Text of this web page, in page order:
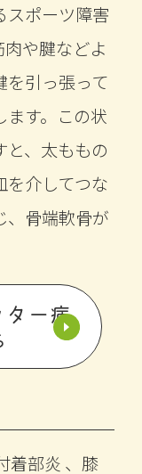
スポーツ障害
や腱などよ
を引っ張って
ます。この状
、太ももの
を介してつな
、骨端軟骨が
ター病
着部炎 、膝